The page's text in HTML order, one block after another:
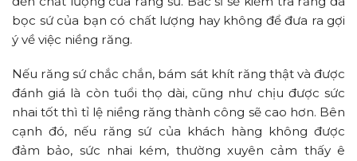
bọc sứ của bạn có chất lượng hay không để đưa ra gợi
ý về việc niềng răng.
Nếu răng sứ chắc chắn, bám sát khít răng thật và được
đánh giá là còn tuổi thọ dài, cũng như chịu được sức
nhai tốt thì tỉ lệ niềng răng thành công sẽ cao hơn. Bên
cạnh đó, nếu răng sứ của khách hàng không được
đảm bảo, sức nhai kém, thường xuyên cảm thấy ê